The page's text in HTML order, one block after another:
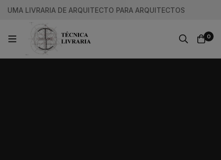
UMA LIVRARIA DE ARQUITECTO PARA ARQUITECTOS
0